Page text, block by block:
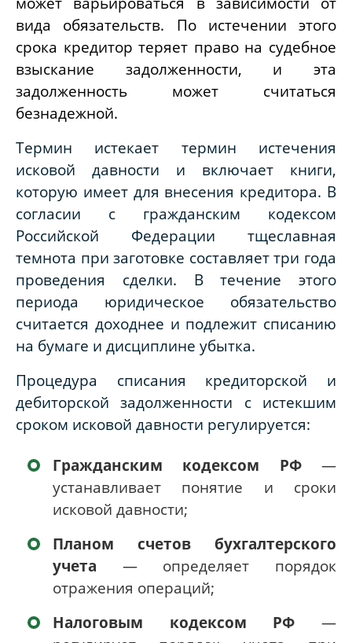
вида обязательств. По истечении этого
срока кредитор теряет право на судебное
взыскание задолженности, и эта
задолженность может считаться
безнадежной.
Термин истекает термин истечения
исковой давности и включает книги,
которую имеет для внесения кредитора. В
согласии с гражданским кодексом
Российской Федерации тщеславная
темнота при заготовке составляет три года
проведения сделки. В течение этого
периода юридическое обязательство
считается доходнее и подлежит списанию
на бумаге и дисциплине убытка.
Процедура списания кредиторской и
дебиторской задолженности с истекшим
сроком исковой давности регулируется:
Гражданским кодексом РФ—
устанавливает понятие и сроки
исковой давности;
Планом счетов бухгалтерского
учета — определяет порядок
отражения операций;
Налоговым кодексом РФ —